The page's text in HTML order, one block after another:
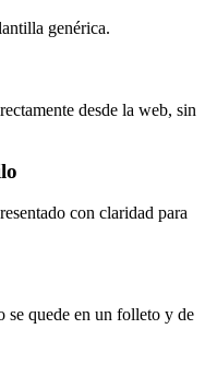
genérica.
desde la web, sin
con claridad para
se quede en un folleto y de